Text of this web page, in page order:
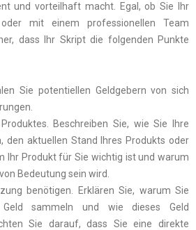
und vorteilhaft macht. Egal, ob Sie Ihr
mit einem professionellen Team
dass Ihr Skript die folgenden Punkte
Sie potentiellen Geldgebern von sich
Beschreiben Sie, wie Sie Ihre
den aktuellen Stand Ihres Produkts oder
Ihr Produkt für Sie wichtig ist und warum
Bedeutung sein wird.
benötigen. Erklären Sie, warum Sie
Geld sammeln und wie dieses Geld
Sie darauf, dass Sie eine direkte